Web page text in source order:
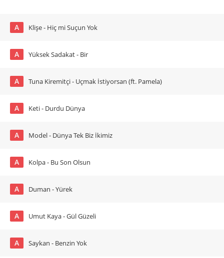
A Klişe - Hiç mi Suçun Yok
A Yüksek Sadakat - Bir
A Tuna Kiremitçi - Uçmak İstiyorsan (ft. Pamela)
A Keti - Durdu Dünya
A Model - Dünya Tek Biz İkimiz
A Kolpa - Bu Son Olsun
A Duman - Yürek
A Umut Kaya - Gül Güzeli
A Saykan - Benzin Yok